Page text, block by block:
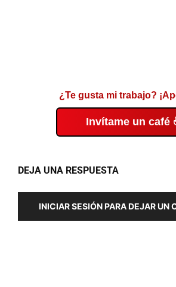
¿Te gusta mi trabajo?
Invítame un café
DEJA UNA RESPUESTA
INICIAR SESIÓN PARA DEJAR UN